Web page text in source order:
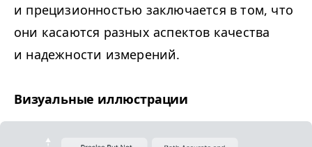
и прецизионностью заключается в том, что
они касаются разных аспектов качества
и надежности измерений.
Визуальные иллюстрации